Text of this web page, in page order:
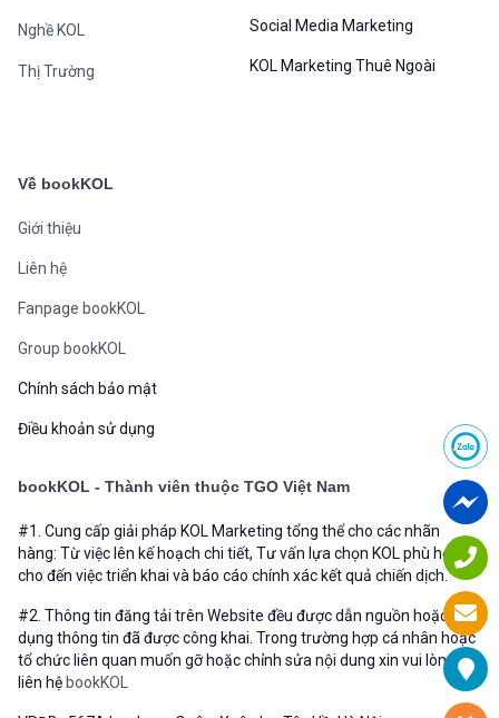
Nghề KOL
Thị Trường
Social Media Marketing
KOL Marketing Thuê Ngoài
Về bookKOL
Giới thiệu
Liên hệ
Fanpage bookKOL
Group bookKOL
Chính sách bảo mật
Điều khoản sử dụng
bookKOL - Thành viên thuộc TGO Việt Nam
#1. Cung cấp giải pháp KOL Marketing tổng thể cho các nhãn
hàng: Từ việc lên kế hoạch chi tiết, Tư vấn lựa chọn KOL phù hợp
cho đến việc triển khai và báo cáo chính xác kết quả chiến dịch.
#2. Thông tin đăng tải trên Website đều được dẫn nguồn hoặc sử
dụng thông tin đã được công khai. Trong trường hợp cá nhân hoặc
tổ chức liên quan muốn gỡ hoặc chỉnh sửa nội dung xin vui lòng
liên hệ bookKOL